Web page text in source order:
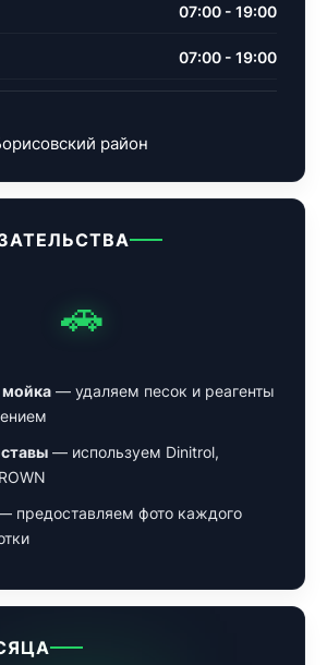
07:00 - 19:00
07:00 - 19:00
район
🚗
мойка — удаляем песок и реагенты
— используем Dinitrol,
предоставляем фото каждого